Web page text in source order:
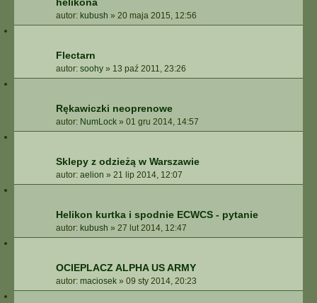
autor: kubush » 20 maja 2015, 12:56
Flectarn
autor: soohy » 13 paź 2011, 23:26
Rękawiczki neoprenowe
autor: NumLock » 01 gru 2014, 14:57
Sklepy z odzieżą w Warszawie
autor: aelion » 21 lip 2014, 12:07
Helikon kurtka i spodnie ECWCS - pytanie
autor: kubush » 27 lut 2014, 12:47
OCIEPLACZ ALPHA US ARMY
autor: maciosek » 09 sty 2014, 20:23